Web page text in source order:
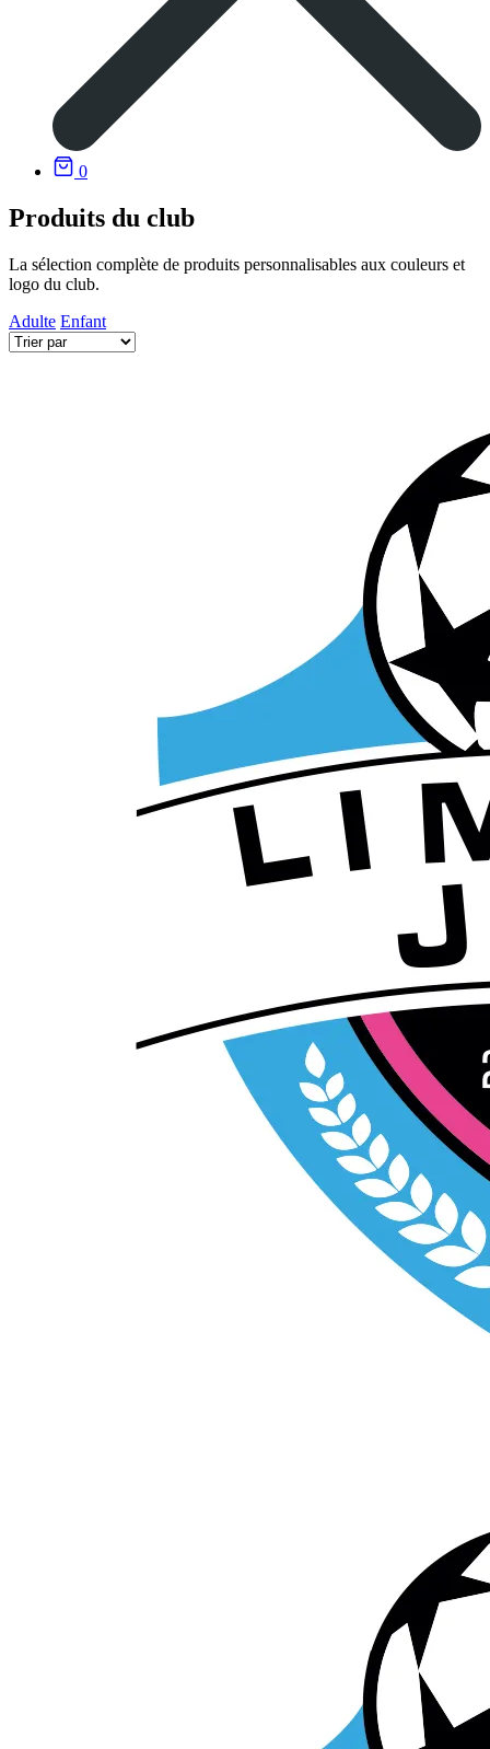
0
Produits du club
La sélection complète de produits personnalisables aux couleurs et
logo du club.
Adulte Enfant